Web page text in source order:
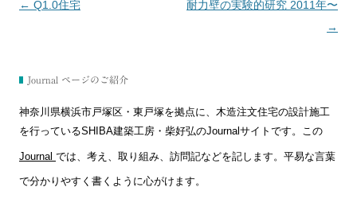
投
ー
シ
ョ
ン
← Q1.0住宅
耐力壁の実験的研究 2011年〜
→
Journal ページのご紹介
神奈川県横浜市戸塚区・東戸塚を拠点に、木造注文住宅の設計施工
を行っているSHIBA建築工房・柴好弘のJournalサイトです。この
Journal では、考え、取り組み、訪問記などを記します。平易な言葉
で分かりやすく書くように心がけます。